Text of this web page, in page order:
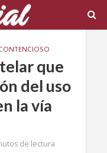
que
del uso
la vía
de lectura